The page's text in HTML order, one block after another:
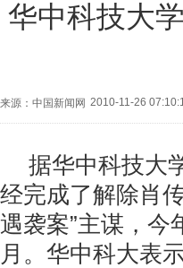
华中科技大
来源：中国新闻网 2010-11-26
据华中科技大
经完成了解除肖
遇袭案”主谋，今
月。华中科大表